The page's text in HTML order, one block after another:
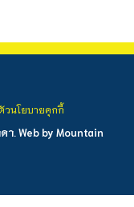
. Web by Mountain
วนโยบายคุกกี้